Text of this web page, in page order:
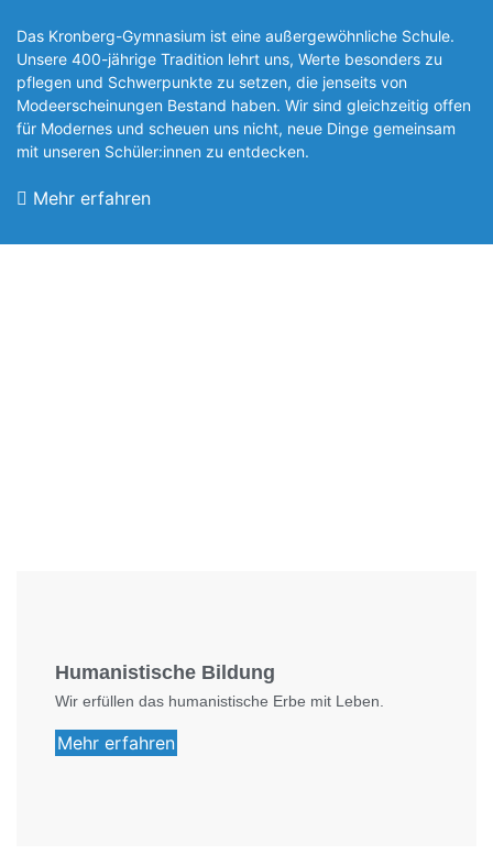
Das Kronberg-Gymnasium ist eine außergewöhnliche Schule.
Unsere 400-jährige Tradition lehrt uns, Werte besonders zu
pflegen und Schwerpunkte zu setzen, die jen­seits von
Modeerscheinungen Be­stand haben. Wir sind gleichzeitig offen
für Modernes und scheuen uns nicht, neue Dinge gemeinsam
mit unseren Schüler:innen zu entde­cken.
Mehr erfahren
Humanistische Bildung
Wir erfüllen das humanistische Erbe mit Leben.
Mehr erfahren